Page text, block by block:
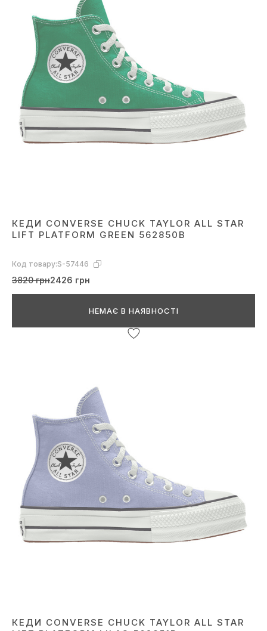
КЕДИ CONVERSE CHUCK TAYLOR ALL STAR
LIFT PLATFORM GREEN 562850B
Код товару:S-57446
3820 грн2426 грн
НЕМАЄ В НАЯВНОСТІ
КЕДИ CONVERSE CHUCK TAYLOR ALL STAR